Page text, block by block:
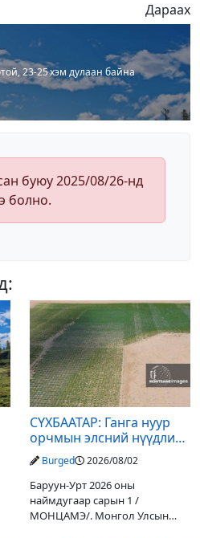
Дараах
23-25 хэм дулаан байна
буюу 2025/08/26-нд
болно.
СҮХБААТАР: Ганга нуур
орчмын элсний нүүдлийг
зогсоох туршилтын ажил
үр дүнгээ өгч эхэлжээ
Burged 2026/08/02
Баруун-Урт 2026 оны
наймдугаар сарын 1 /
МОНЦАМЭ/. Монгол Улсын